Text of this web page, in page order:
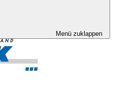
Menü zuklappen